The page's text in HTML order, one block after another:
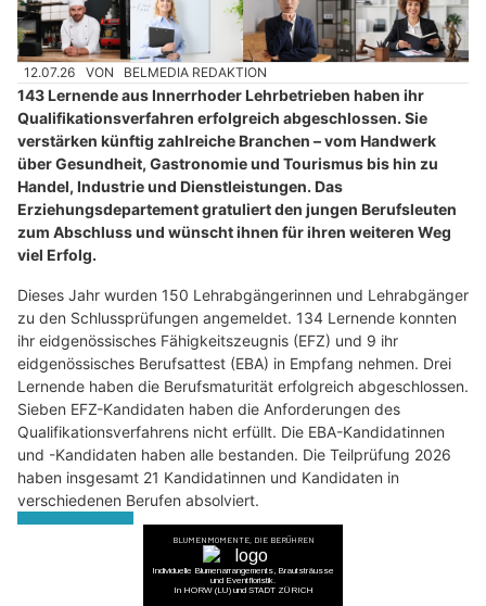
12.07.26 VON BELMEDIA REDAKTION
143 Lernende aus Innerrhoder Lehrbetrieben haben ihr
Qualifikationsverfahren erfolgreich abgeschlossen. Sie
verstärken künftig zahlreiche Branchen – vom Handwerk
über Gesundheit, Gastronomie und Tourismus bis hin zu
Handel, Industrie und Dienstleistungen. Das
Erziehungsdepartement gratuliert den jungen Berufsleuten
zum Abschluss und wünscht ihnen für ihren weiteren Weg
viel Erfolg.
Dieses Jahr wurden 150 Lehrabgängerinnen und Lehrabgänger
zu den Schlussprüfungen angemeldet. 134 Lernende konnten
ihr eidgenössisches Fähigkeitszeugnis (EFZ) und 9 ihr
eidgenössisches Berufsattest (EBA) in Empfang nehmen. Drei
Lernende haben die Berufsmaturität erfolgreich abgeschlossen.
Sieben EFZ-Kandidaten haben die Anforderungen des
Qualifikationsverfahrens nicht erfüllt. Die EBA-Kandidatinnen
und -Kandidaten haben alle bestanden. Die Teilprüfung 2026
haben insgesamt 21 Kandidatinnen und Kandidaten in
verschiedenen Berufen absolviert.